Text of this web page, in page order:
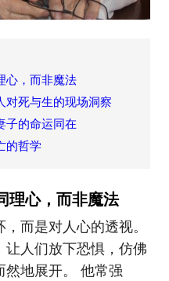
心，而非魔法
对死与生的现场洞察
子的命运同在
的哲学
理心，而非魔法
而是对人心的透视。
人们放下恐惧，仿佛
然地展开。 他常强